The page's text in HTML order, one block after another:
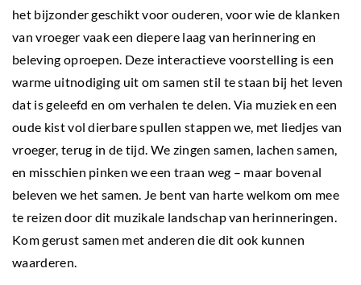
het bijzonder geschikt voor ouderen, voor wie de klanken
van vroeger vaak een diepere laag van herinnering en
beleving oproepen. Deze interactieve voorstelling is een
warme uitnodiging uit om samen stil te staan bij het leven
dat is geleefd en om verhalen te delen. Via muziek en een
oude kist vol dierbare spullen stappen we, met liedjes van
vroeger, terug in de tijd. We zingen samen, lachen samen,
en misschien pinken we een traan weg – maar bovenal
beleven we het samen. Je bent van harte welkom om mee
te reizen door dit muzikale landschap van herinneringen.
Kom gerust samen met anderen die dit ook kunnen
waarderen.